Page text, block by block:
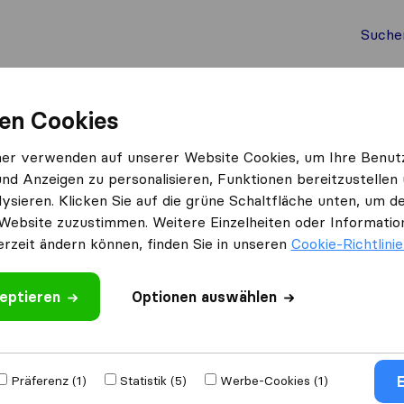
Cookies
verwenden auf unserer Website Cookies, um Ihre
Anzeigen zu personalisieren, Funktionen bereitzustellen
Klicken Sie auf die grüne Schaltfläche unten, um
zuzustimmen. Weitere Einzelheiten oder
ändern können, finden Sie in unseren Cookie-
Optionen auswählen
Präferenz (1) Statistik (5) Werbe-Cookies (1)